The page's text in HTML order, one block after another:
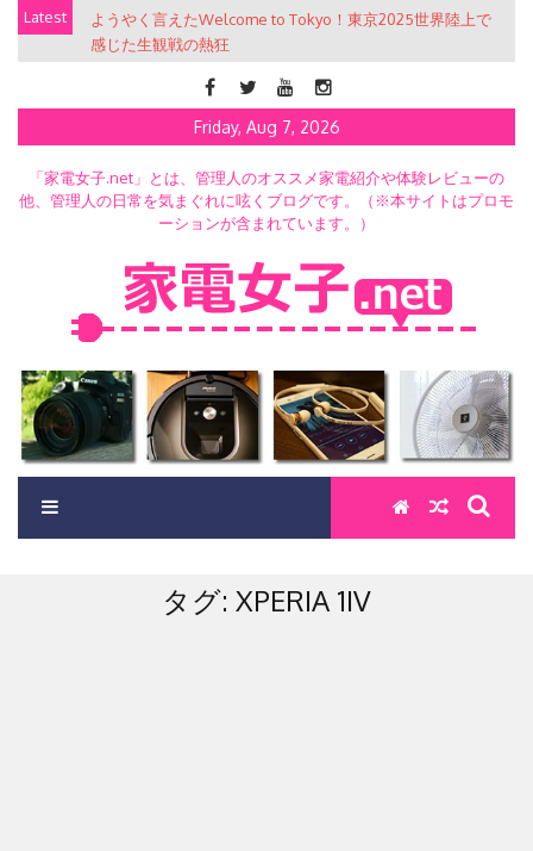
Skip
content
Latest
ようやく言えたWelcome to Tokyo！東京2025世界陸上で
感じた生観戦の熱狂
Friday, Aug 7, 2026
「家電女子.net」とは、管理人のオススメ家電紹介や体験レビューの
他、管理人の日常を気まぐれに呟くブログです。（※本サイトはプロモ
ーションが含まれています。）
タグ: XPERIA 1IV